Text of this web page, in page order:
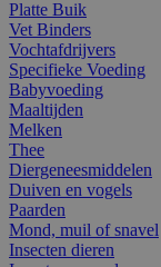
Platte Buik
Vet Binders
Vochtafdrijvers
Specifieke Voeding
Babyvoeding
Maaltijden
Melken
Thee
Diergeneesmiddelen
Duiven en vogels
Paarden
Mond, muil of snavel
Insecten dieren